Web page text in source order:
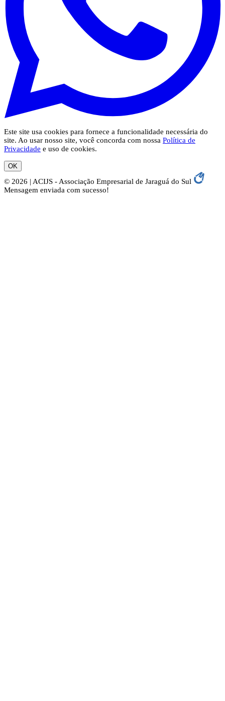
Este site usa cookies para fornece a funcionalidade necessária do
site. Ao usar nosso site, você concorda com nossa Política de
Privacidade e uso de cookies.
OK
© 2026 | ACIJS - Associação Empresarial de Jaraguá do Sul
Mensagem enviada com sucesso!